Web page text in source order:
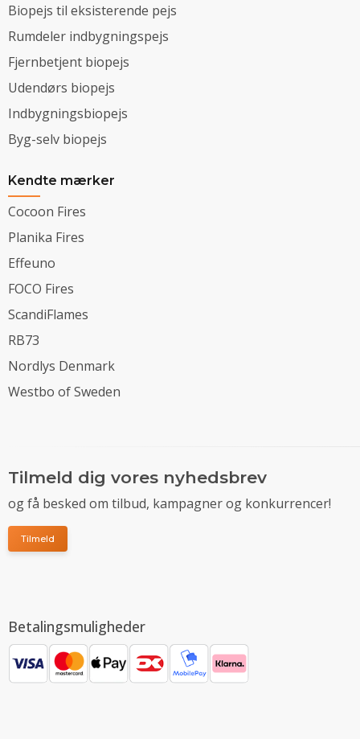
Biopejs til eksisterende pejs
Rumdeler indbygningspejs
Fjernbetjent biopejs
Udendørs biopejs
Indbygningsbiopejs
Byg-selv biopejs
Kendte mærker
Cocoon Fires
Planika Fires
Effeuno
FOCO Fires
ScandiFlames
RB73
Nordlys Denmark
Westbo of Sweden
Tilmeld dig vores nyhedsbrev
og få besked om tilbud, kampagner og konkurrencer!
Tilmeld
Betalingsmuligheder